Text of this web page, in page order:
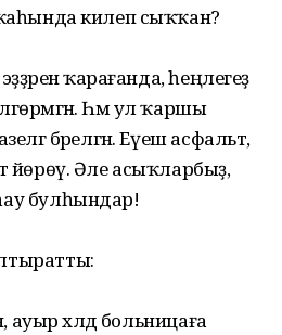
килеп сыҡҡан?
ҡарағанда, һеңлегеҙ
Һәм ул ҡаршы
бәрелгән. Еүеш асфальт,
йөрөү. Әле асыҡларбыҙ,
булһындар!
ауыр хәлдә больницаға